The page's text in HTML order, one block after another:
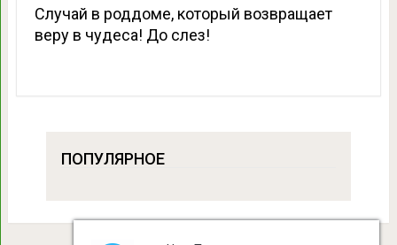
Случай в роддоме, который возвращает
веру в чудеса! До слез!
ПОПУЛЯРНОЕ